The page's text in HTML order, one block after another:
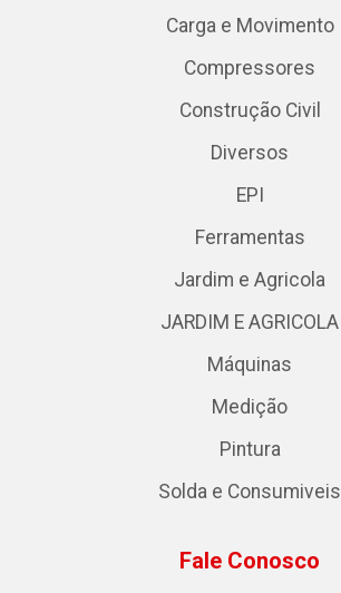
Carga e Movimento
Compressores
Construção Civil
Diversos
EPI
Ferramentas
Jardim e Agricola
JARDIM E AGRICOLA
Máquinas
Medição
Pintura
Solda e Consumiveis
Fale Conosco